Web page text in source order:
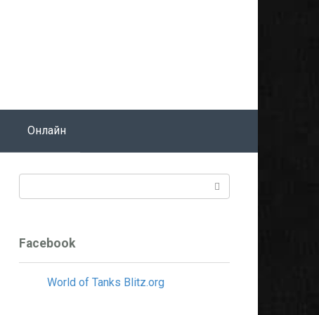
Онлайн
Facebook
World of Tanks Blitz.org